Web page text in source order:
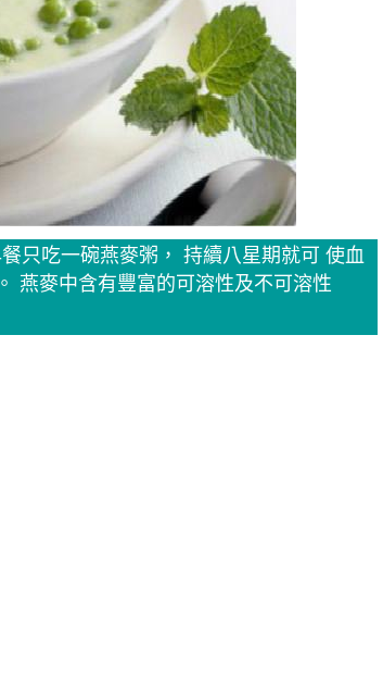
只吃一碗燕麥粥， 持續八星期就可 使血
燕麥中含有豐富的可溶性及不可溶性